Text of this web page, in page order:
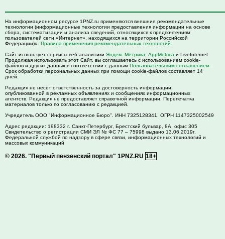
На информационном ресурсе 1PNZ.ru применяются внешние рекомендательные
технологии (информационные технологии предоставления информации на основе
сбора, систематизации и анализа сведений, относящихся к предпочтениям
пользователей сети «Интернет», находящихся на территории Российской
Федерации)». Правила применения рекомендательных технологий
Сайт использует сервисы веб-аналитики Яндекс Метрика AppMetrica и LiveInternet.
Продолжая использовать этот Сайт, вы соглашаетесь с использованием cookie-
файлов и других данных в соответствии с данным Пользовательским соглашением
Срок обработки персональных данных при помощи cookie-файлов составляет 14
дней.
Редакция не несет ответственность за достоверность информации,
опубликованной в рекламных объявлениях и сообщениях информационных
агентств. Редакция не предоставляет справочной информации. Перепечатка
материалов только по согласованию с редакцией.
Учредитель ООО "Информационное Бюро". ИНН 7325128341, ОГРН 1147325002549
Адрес редакции: 198332 г. Санкт-Петербург, Брестский бульвар, 8А, офис 305
Свидетельство о регистрации СМИ ЭЛ № ФС 77 – 75998 выдано 13.06.2019г.
Федеральной службой по надзору в сфере связи, информационных технологий и
массовых коммуникаций
© 2026. "Первый пензенский портал" 1PNZ.RU 18+